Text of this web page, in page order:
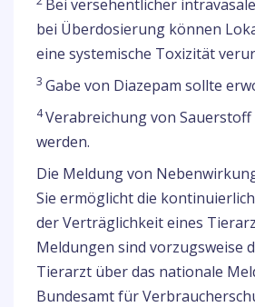
Bei versehentlicher
bei Überdosierung können
eine systemische Toxizität
3 Gabe von Diazepam sollte
4Verabreichung von
werden.
Die Meldung von
Sie ermöglicht die
der Verträglichkeit eines
Meldungen sind vorzugsweise
Tierarzt über das nationale
Bundesamt für